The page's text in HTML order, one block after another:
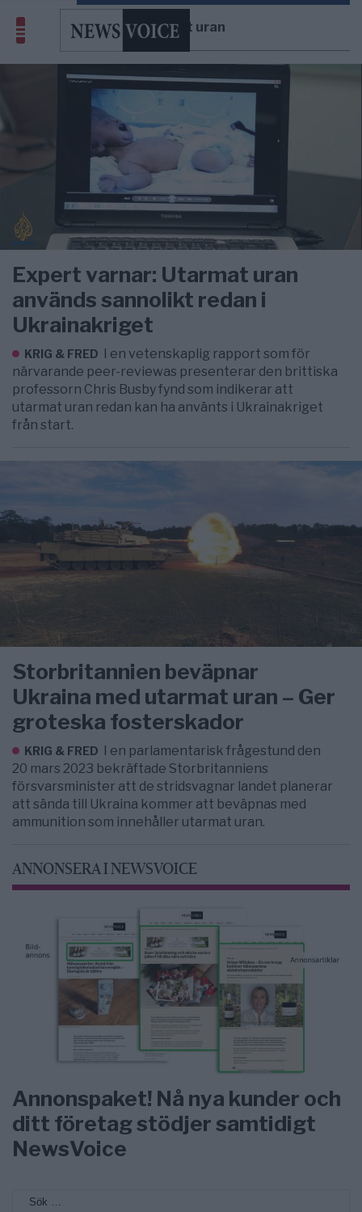
Utarmat uran
Expert varnar: Utarmat uran
används sannolikt redan i
Ukrainakriget
KRIG & FRED I en vetenskaplig rapport som för
närvarande peer-reviewas presenterar den brittiska
professorn Chris Busby fynd som indikerar att
utarmat uran redan kan ha använts i Ukrainakriget
från start.
Storbritannien beväpnar
Ukraina med utarmat uran – Ger
groteska fosterskador
KRIG & FRED I en parlamentarisk frågestund den
20 mars 2023 bekräftade Storbritanniens
försvarsminister att de stridsvagnar landet planerar
att sända till Ukraina kommer att beväpnas med
ammunition som innehåller utarmat uran.
ANNONSERA I NEWSVOICE
Annonspaket! Nå nya kunder och
ditt företag stödjer samtidigt
NewsVoice